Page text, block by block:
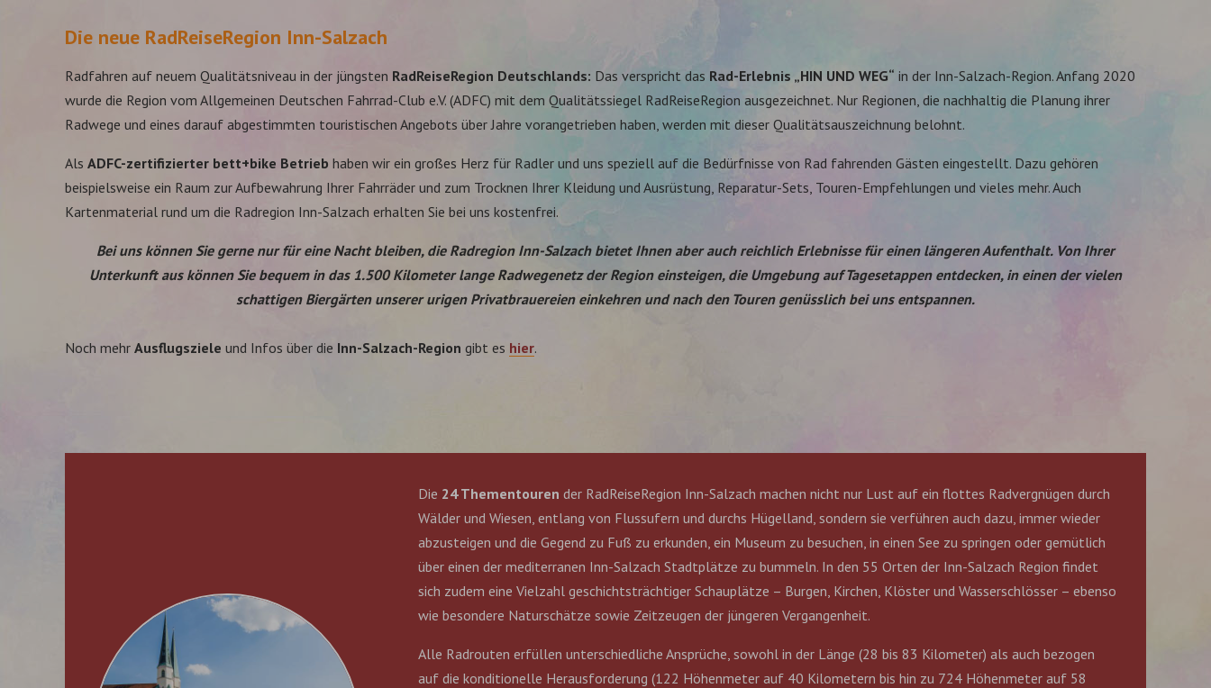
Die neue RadReiseRegion Inn-Salzach
Radfahren auf neuem Qualitätsniveau in der jüngsten RadReiseRegion Deutschlands: Das verspricht das Rad-Erlebnis „HIN UND WEG“ in der Inn-Salzach-Region. Anfang 2020
wurde die Region vom Allgemeinen Deutschen Fahrrad-Club e.V. (ADFC) mit dem Qualitätssiegel RadReiseRegion ausgezeichnet. Nur Regionen, die nachhaltig die Planung ihrer
Radwege und eines darauf abgestimmten touristischen Angebots über Jahre vorangetrieben haben, werden mit dieser Qualitätsauszeichnung belohnt.
Als ADFC-zertifizierter bett+bike Betrieb haben wir ein großes Herz für Radler und uns speziell auf die Bedürfnisse von Rad fahrenden Gästen eingestellt. Dazu gehören
beispielsweise ein Raum zur Aufbewahrung Ihrer Fahrräder und zum Trocknen Ihrer Kleidung und Ausrüstung, Reparatur-Sets, Touren-Empfehlungen und vieles mehr. Auch
Kartenmaterial rund um die Radregion Inn-Salzach erhalten Sie bei uns kostenfrei.
Bei uns können Sie gerne nur für eine Nacht bleiben, die Radregion Inn-Salzach bietet Ihnen aber auch reichlich Erlebnisse für einen längeren Aufenthalt. Von Ihrer
Unterkunft aus können Sie bequem in das 1.500 Kilometer lange Radwegenetz der Region einsteigen, die Umgebung auf Tagesetappen entdecken, in einen der vielen
schattigen Biergärten unserer urigen Privatbrauereien einkehren und nach den Touren genüsslich bei uns entspannen.
Noch mehr Ausflugsziele und Infos über die Inn-Salzach-Region gibt es hier.
Die 24 Thementouren der RadReiseRegion Inn-Salzach machen nicht nur Lust auf ein flottes Radvergnügen durch
Wälder und Wiesen, entlang von Flussufern und durchs Hügelland, sondern sie verführen auch dazu, immer wieder
abzusteigen und die Gegend zu Fuß zu erkunden, ein Museum zu besuchen, in einen See zu springen oder gemütlich
über einen der mediterranen Inn-Salzach Stadtplätze zu bummeln. In den 55 Orten der Inn-Salzach Region findet
sich zudem eine Vielzahl geschichtsträchtiger Schauplätze – Burgen, Kirchen, Klöster und Wasserschlösser – ebenso
wie besondere Naturschätze sowie Zeitzeugen der jüngeren Vergangenheit.
Alle Radrouten erfüllen unterschiedliche Ansprüche, sowohl in der Länge (28 bis 83 Kilometer) als auch bezogen
auf die konditionelle Herausforderung (122 Höhenmeter auf 40 Kilometern bis hin zu 724 Höhenmeter auf 58